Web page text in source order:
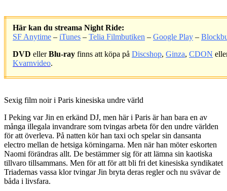
Här kan du streama Night Ride:
SF Anytime – iTunes – Telia Filmbutiken – Google Play –
DVD ellerBlu-ray finns att köpa på Discshop, Ginza, CDON
Kvarnvideo.
Sexig film noir i Paris kinesiska undre värld
I Peking var Jin en erkänd DJ, men här i Paris är han bara en av
många illegala invandrare som tvingas arbeta för den undre världen
för att överleva. På natten kör han taxi och spelar sin dansanta
electro mellan de hetsiga körningarna. Men när han möter eskorten
Naomi förändras allt. De bestämmer sig för att lämna sin kaotiska
tillvaro tillsammans. Men för att för att bli fri det kinesiska syndikatet
Triadernas vassa klor tvingar Jin bryta deras regler och nu svävar de
båda i livsfara.